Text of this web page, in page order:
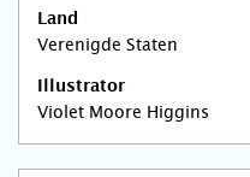
Land
Verenigde Staten
Illustrator
Violet Moore Higgins